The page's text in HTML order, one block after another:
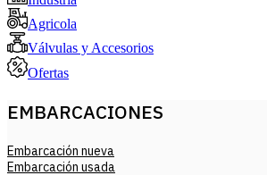
Agricola
Válvulas y Accesorios
Ofertas
EMBARCACIONES
Embarcación nueva
Embarcación usada